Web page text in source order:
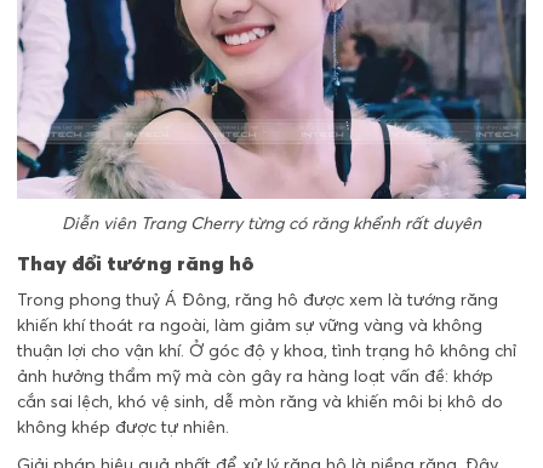
Diễn viên Trang Cherry từng có răng khểnh rất duyên
Thay đổi tướng răng hô
Trong phong thuỷ Á Đông, răng hô được xem là tướng răng
khiến khí thoát ra ngoài, làm giảm sự vững vàng và không
thuận lợi cho vận khí. Ở góc độ y khoa, tình trạng hô không chỉ
ảnh hưởng thẩm mỹ mà còn gây ra hàng loạt vấn đề: khớp
cắn sai lệch, khó vệ sinh, dễ mòn răng và khiến môi bị khô do
không khép được tự nhiên.